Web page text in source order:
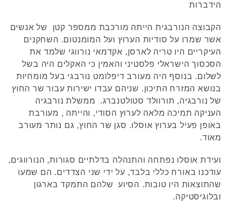
הידברות
הקבוצה הנורבגית הייתה מורכבת ממספר קטן של אנשים
אשר שמרו על סודיות הערוץ ועל המומנטום. השחקנים
העיקריים היו טריה לארסן, אקדמאי נורווגי שלמד את
הסכסוך הישראלי פלסטיני והאמין כי האקלים היה בשל
לשלום. בנוסף היה מעורב דיפלומט נורבגי בעל מומחיות
בנושא המזרח התיכון. שניהם עבדו ישירות עבור שר החוץ
של נורבגיה, תורוולד סטולטנברג. ממשלת נורבגיה
העניקה תמיכה מלאה לערוץ הסודי, והייתה , מעורבת
באופן פעיל בערוץ אוסלו. סגן שר החוץ, גם נותר מעורב
מאוד.
ועידת אוסלו נפתחה והתנהלה בדלתיים סגורות, הנורווגים,
עודכנו באורח כללי בלבד, על ידי שני הצדדים. הם שמעו
שהתוצאות היו טובות. הסיוע שלהם התמקד בארגון
ובלוגיסטיקה.